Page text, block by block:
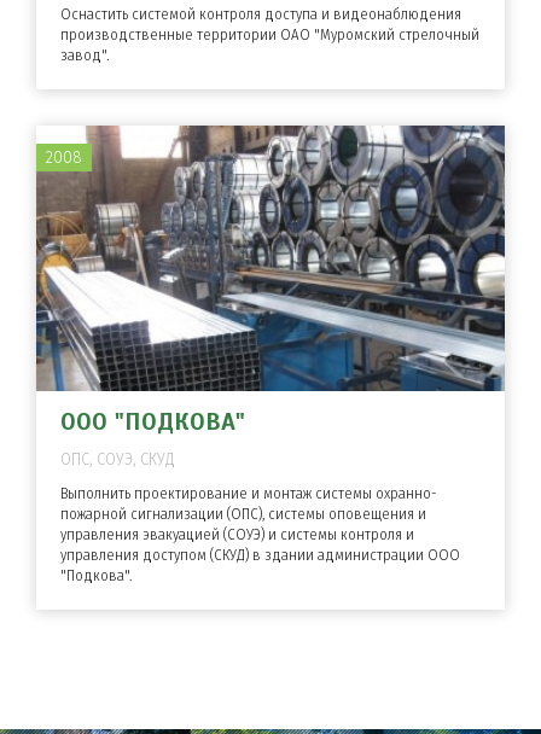
Оснастить системой контроля доступа и видеонаблюдения
производственные территории ОАО "Муромский стрелочный
завод".
ООО "ПОДКОВА"
ОПС, СОУЭ, СКУД
Выполнить проектирование и монтаж системы охранно-
пожарной сигнализации (ОПС), системы оповещения и
управления эвакуацией (СОУЭ) и системы контроля и
управления доступом (СКУД) в здании администрации ООО
"Подкова".
2008